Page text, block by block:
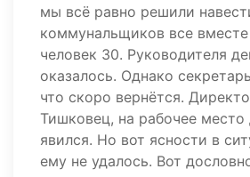
мы всё равно решили
коммунальщиков все
человек 30. Руководителя
оказалось. Однако
что скоро вернётся.
Тишковец, на рабочее место
явился. Но вот ясности в
ему не удалось. Вот